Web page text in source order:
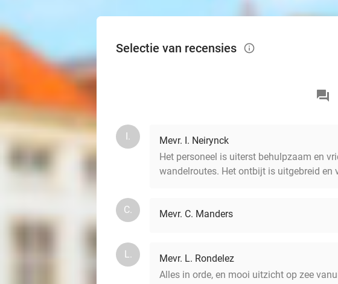
Selectie van recensies info_outlined
I.
Mevr. I. Neirynck
Het personeel is uiterst behulpzaam en
wandelroutes. Het ontbijt is uitgebreid en
C. Mevr. C. Manders
L.
Mevr. L. Rondelez
Alles in orde, en mooi uitzicht op zee